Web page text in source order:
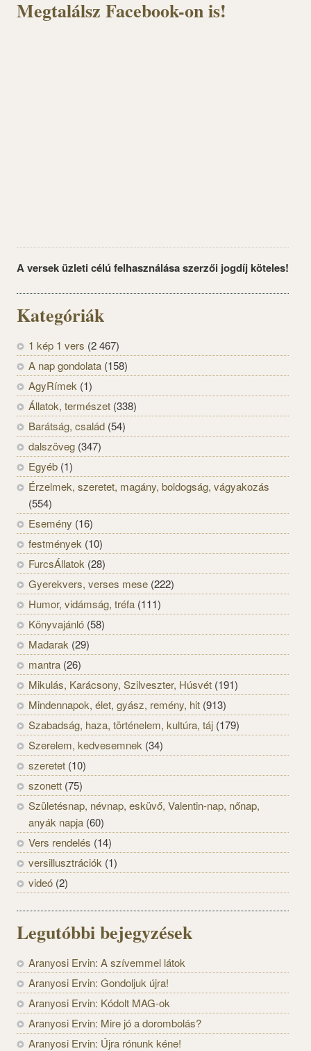
Megtalálsz Facebook-on is!
A versek üzleti célú felhasználása szerzői jogdíj köteles!
Kategóriák
1 kép 1 vers (2 467)
A nap gondolata (158)
AgyRímek (1)
Állatok, természet (338)
Barátság, család (54)
dalszöveg (347)
Egyéb (1)
Érzelmek, szeretet, magány, boldogság, vágyakozás
(554)
Esemény (16)
festmények (10)
FurcsÁllatok (28)
Gyerekvers, verses mese (222)
Humor, vidámság, tréfa (111)
Könyvajánló (58)
Madarak (29)
mantra (26)
Mikulás, Karácsony, Szilveszter, Húsvét (191)
Mindennapok, élet, gyász, remény, hit (913)
Szabadság, haza, történelem, kultúra, táj (179)
Szerelem, kedvesemnek (34)
szeretet (10)
szonett (75)
Születésnap, névnap, esküvő, Valentin-nap, nőnap,
anyák napja (60)
Vers rendelés (14)
versillusztrációk (1)
videó (2)
Legutóbbi bejegyzések
Aranyosi Ervin: A szívemmel látok
Aranyosi Ervin: Gondoljuk újra!
Aranyosi Ervin: Kódolt MAG-ok
Aranyosi Ervin: Mire jó a dorombolás?
Aranyosi Ervin: Újra rónunk kéne!